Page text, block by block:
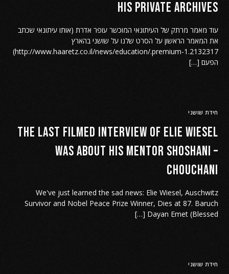
his private archives
עוד מאמר מרתק של העיתונאי המוכשר עופר אדרת (אותו עיתונאי שכתב
את המאמר הראשון על הסרט שלנו על שושני בהארץ
http://www.haaretz.co.il/news/education/.premium-1.2132317)
הפעם […]
חידת שושני
The last filmed interview of Elie Wiesel
was about his Mentor Shoshani –
Chouchani
We've just learned the sad news: Elie Wiesel, Auschwitz
Survivor and Nobel Peace Prize Winner, Dies at 87. Baruch
Dayan Emet (Blessed […]
חידת שושני